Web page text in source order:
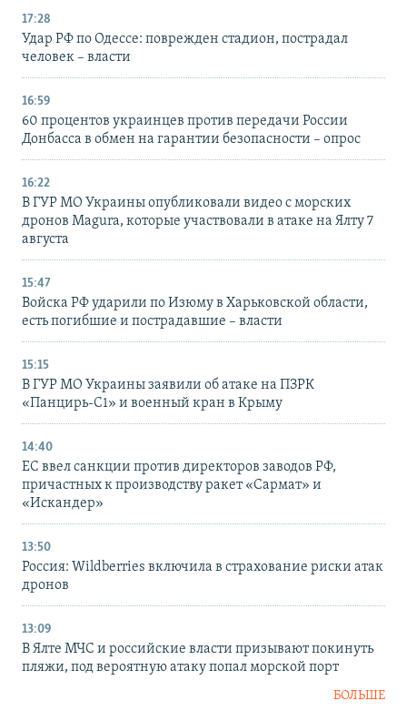
17:28
Удар РФ по Одессе: поврежден стадион, пострадал
человек – власти
16:59
60 процентов украинцев против передачи России
Донбасса в обмен на гарантии безопасности – опрос
16:22
В ГУР МО Украины опубликовали видео с морских
дронов Magura, которые участвовали в атаке на Ялту 7
августа
15:47
Войска РФ ударили по Изюму в Харьковской области,
есть погибшие и пострадавшие – власти
15:15
В ГУР МО Украины заявили об атаке на ПЗРК
«Панцирь-С1» и военный кран в Крыму
14:40
ЕС ввел санкции против директоров заводов РФ,
причастных к производству ракет «Сармат» и
«Искандер»
13:50
Россия: Wildberries включила в страхование риски атак
дронов
13:09
В Ялте МЧС и российские власти призывают покинуть
пляжи, под вероятную атаку попал морской порт
БОЛЬШЕ